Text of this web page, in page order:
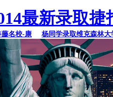
最新录取捷
校-康 杨同学录取维克森林大学